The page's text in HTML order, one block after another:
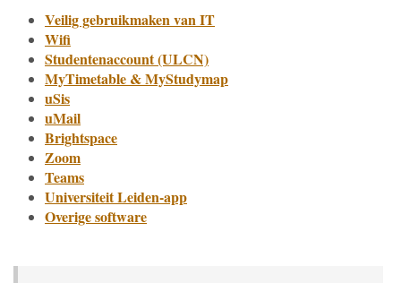
Veilig gebruikmaken van IT
Wifi
Studentenaccount (ULCN)
MyTimetable & MyStudymap
uSis
uMail
Brightspace
Zoom
Teams
Universiteit Leiden-app
Overige software